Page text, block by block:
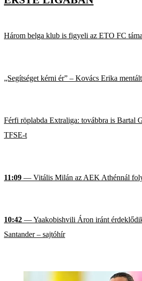
Három belga klub is figyeli az ETO FC
„Segítséget kérni ér” – Kovács Erika
Férfi röplabda Extraliga: továbbra is Bartal
TFSE-t
11:09 — Vitális Milán az AEK Athénnál
10:42 — Yaakobishvili Áron iránt
Santander – sajtóhír